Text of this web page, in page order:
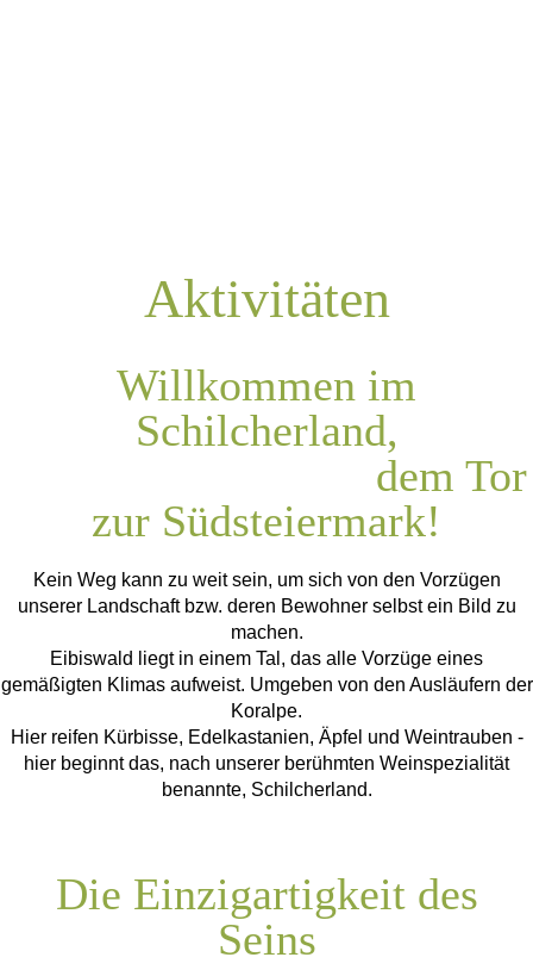
Aktivitäten
Willkommen im
Schilcherland,
dem Tor
zur Südsteiermark!
Kein Weg kann zu weit sein, um sich von den Vorzügen
unserer Landschaft bzw. deren Bewohner selbst ein Bild zu
machen.
Eibiswald liegt in einem Tal, das alle Vorzüge eines
gemäßigten Klimas aufweist. Umgeben von den Ausläufern der
Koralpe.
Hier reifen Kürbisse, Edelkastanien, Äpfel und Weintrauben -
hier beginnt das, nach unserer berühmten Weinspezialität
benannte, Schilcherland.
Die Einzigartigkeit des
Seins